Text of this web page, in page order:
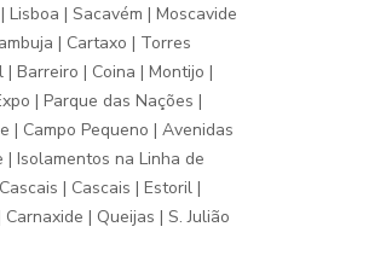
| Sacavém | Moscavide
| Cartaxo | Torres
Barreiro | Coina | Montijo |
| Parque das Nações |
| Campo Pequeno | Avenidas
Isolamentos na Linha de
| Cascais | Estoril |
| Queijas | S. Julião